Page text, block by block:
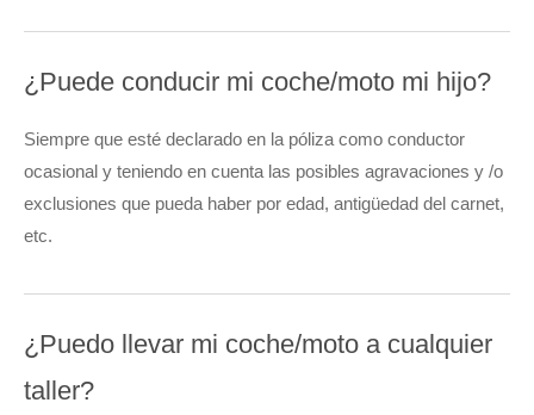
¿Puede conducir mi coche/moto mi hijo?
Siempre que esté declarado en la póliza como conductor
ocasional y teniendo en cuenta las posibles agravaciones y /o
exclusiones que pueda haber por edad, antigüedad del carnet,
etc.
¿Puedo llevar mi coche/moto a cualquier
taller?